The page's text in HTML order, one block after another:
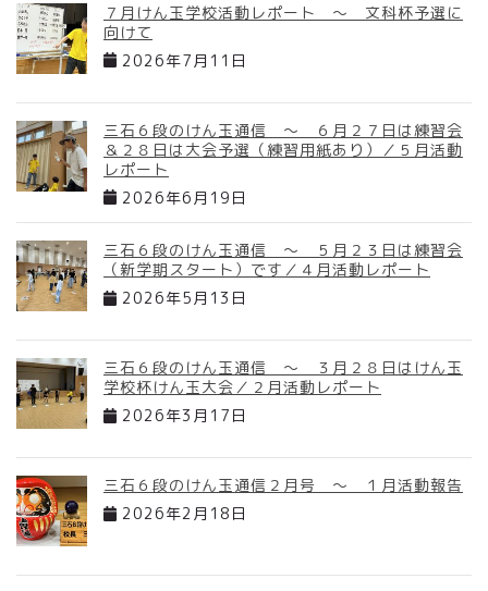
７月けん玉学校活動レポート ～ 文科杯予選に
向けて
2026年7月11日
三石６段のけん玉通信 ～ ６月２７日は練習会
＆２８日は大会予選（練習用紙あり）／５月活動
レポート
2026年6月19日
三石６段のけん玉通信 ～ ５月２３日は練習会
（新学期スタート）です／４月活動レポート
2026年5月13日
三石６段のけん玉通信 ～ ３月２８日はけん玉
学校杯けん玉大会／２月活動レポート
2026年3月17日
三石６段のけん玉通信２月号 ～ １月活動報告
2026年2月18日